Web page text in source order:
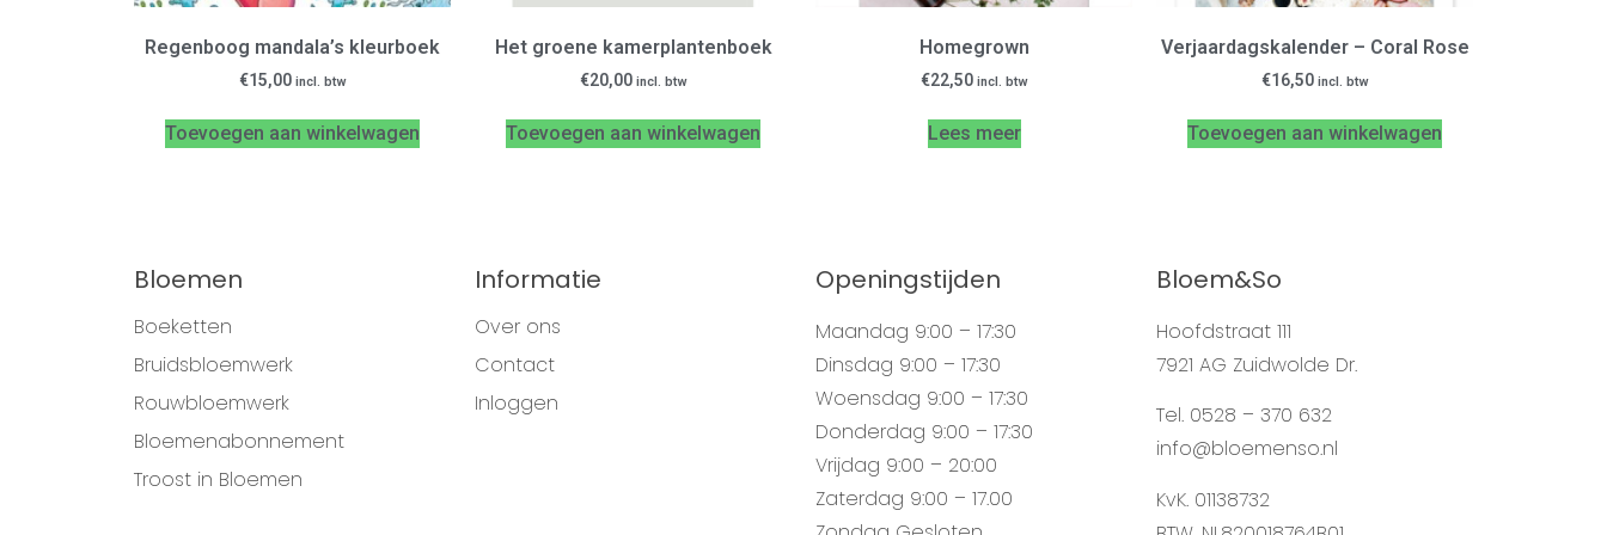
Regenboog mandala’s kleurboek
€15,00 incl. btw
Toevoegen aan winkelwagen
Het groene kamerplantenboek
€20,00 incl. btw
Toevoegen aan winkelwagen
Homegrown
€22,50 incl. btw
Lees meer
Verjaardagskalender – Coral Rose
€16,50 incl. btw
Toevoegen aan winkelwagen
Bloemen
Boeketten
Bruidsbloemwerk
Rouwbloemwerk
Bloemenabonnement
Troost in Bloemen
Informatie
Over ons
Contact
Inloggen
Openingstijden
Maandag 9:00 – 17:30
Dinsdag 9:00 – 17:30
Woensdag 9:00 – 17:30
Donderdag 9:00 – 17:30
Vrijdag 9:00 – 20:00
Zaterdag 9:00 – 17.00
Bloem&So
Hoofdstraat 111
7921 AG Zuidwolde Dr.
Tel. 0528 – 370 632
info@bloemenso.nl
KvK. 01138732